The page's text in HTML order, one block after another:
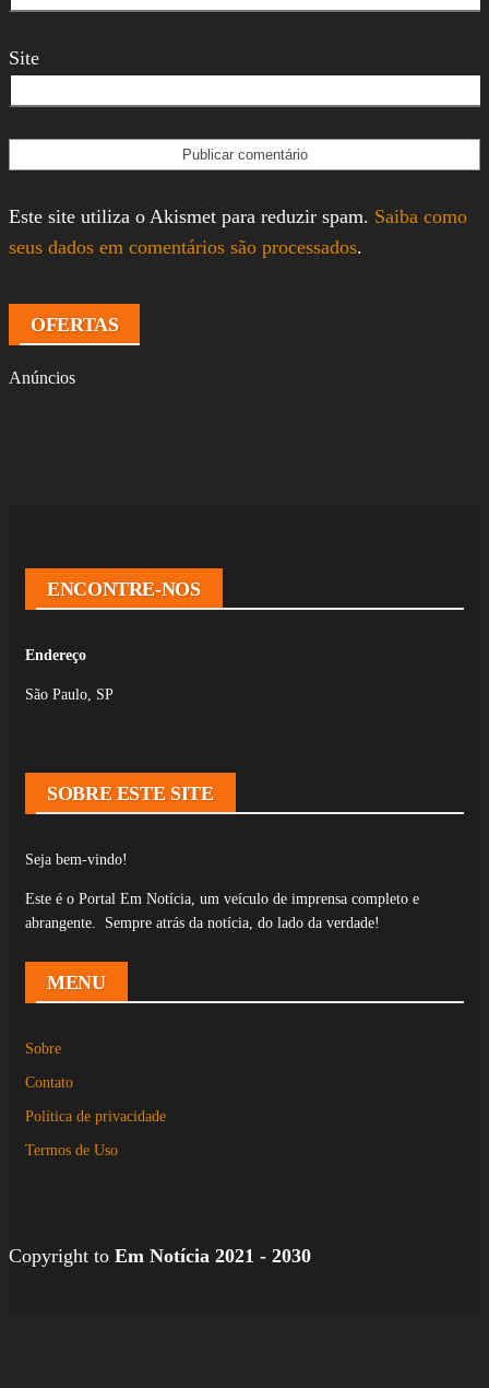
Site
Este site utiliza o Akismet para reduzir spam. Saiba como
seus dados em comentários são processados.
OFERTAS
Anúncios
ENCONTRE-NOS
Endereço
São Paulo, SP
SOBRE ESTE SITE
Seja bem-vindo!
Este é o Portal Em Notícia, um veículo de imprensa completo e
abrangente. Sempre atrás da notícia, do lado da verdade!
MENU
Sobre
Contato
Política de privacidade
Termos de Uso
Copyright to Em Notícia 2021 - 2030